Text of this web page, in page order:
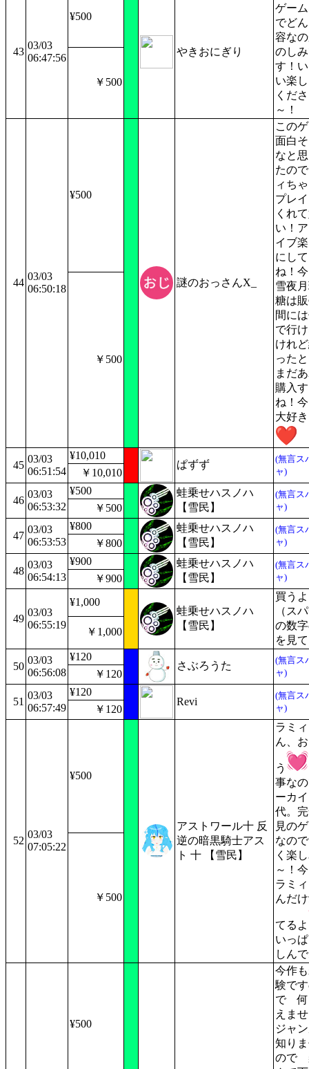
43
03/03
06:47:56
¥500
やきおにぎり
ゲー
でど
容な
のし
す！
い楽
くだ
～！
￥500
44
03/03
06:50:18
¥500
謎のおっさんX_
この
面白
なと
たの
ィち
プレ
くれ
い！
イブ
にし
ね！
雪夜
糖は
間に
で行
けれ
った
まだ
購入
ね！
大好
￥500
45
03/03
06:51:54
¥10,010
ぱずず
(無言ス
ャ)
￥10,010
46
03/03
06:53:32
¥500
蛙乗せハスノハ
【雪民】
(無言ス
ャ)
￥500
47
03/03
06:53:53
¥800
蛙乗せハスノハ
【雪民】
(無言ス
ャ)
￥800
48
03/03
06:54:13
¥900
蛙乗せハスノハ
【雪民】
(無言ス
ャ)
￥900
49
03/03
06:55:19
¥1,000
蛙乗せハスノハ
【雪民】
買う
（ス
の数
を見
￥1,000
50
03/03
06:56:08
¥120
さぶろうた
(無言ス
ャ)
￥120
51
03/03
06:57:49
¥120
Revi
(無言ス
ャ)
￥120
52
03/03
07:05:22
¥500
アストワール十 反
逆の暗黒騎士アス
ト 十 【雪民】
ラミ
ん、
う
事な
ーカ
代。
見の
なの
く楽
～！
ラミ
んだ
てるよ
いっ
しん
￥500
¥500
今作
験で
で 何
えま
ジャ
知り
ので